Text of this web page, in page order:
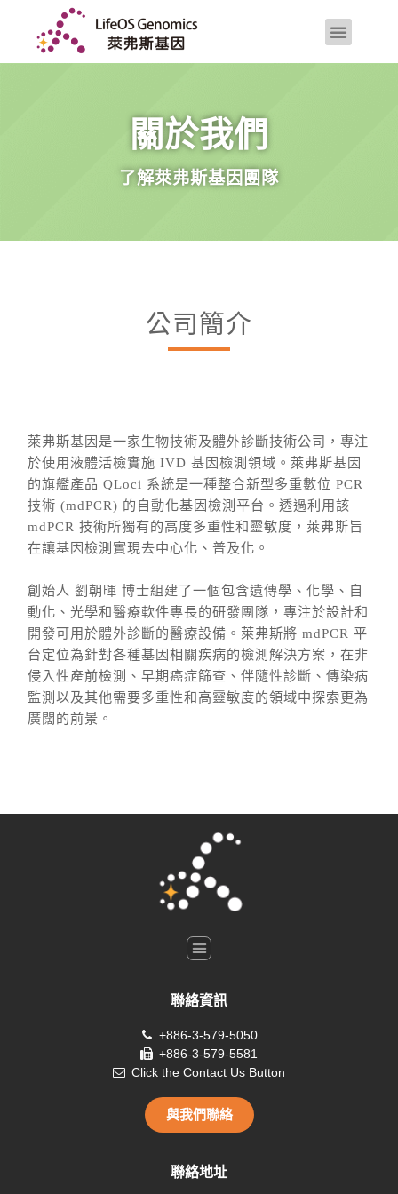
關於我們
了解萊弗斯基因團隊
公司簡介
萊弗斯基因是一家生物技術及體外診斷技術公司，專注
於使用液體活檢實施 IVD 基因檢測領域。萊弗斯基因
的旗艦產品 QLoci 系統是一種整合新型多重數位 PCR
技術 (mdPCR) 的自動化基因檢測平台。透過利用該
mdPCR 技術所獨有的高度多重性和靈敏度，萊弗斯旨
在讓基因檢測實現去中心化、普及化。
創始人 劉朝暉 博士組建了一個包含遺傳學、化學、自
動化、光學和醫療軟件專長的研發團隊，專注於設計和
開發可用於體外診斷的醫療設備。萊弗斯將 mdPCR 平
台定位為針對各種基因相關疾病的檢測解決方案，在非
侵入性產前檢測、早期癌症篩查、伴隨性診斷、傳染病
監測以及其他需要多重性和高靈敏度的領域中探索更為
廣闊的前景。
聯絡資訊
+886-3-579-5050
+886-3-579-5581
Click the Contact Us Button
與我們聯絡
聯絡地址